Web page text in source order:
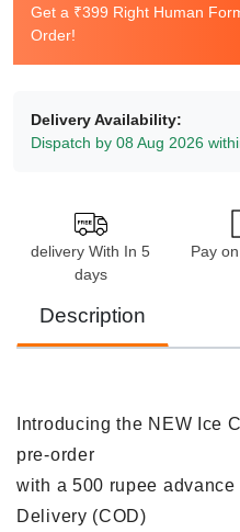
Get a ₹399 Right Human
Order!
Delivery Availability:
Dispatch by 08 Aug 2026
delivery With In 5
days
Pay
Description
Introducing the NEW Ice
pre-order
with a 500 rupee
Delivery (COD)